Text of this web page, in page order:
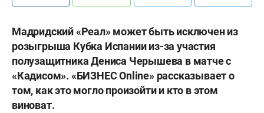
Мадридский «Реал» может быть исключен из
розыгрыша Кубка Испании из-за участия
полузащитника Дениса Черышева в матче с
«Кадисом». «БИЗНЕСOnline» рассказывает о
том, как это могло произойти и кто в этом
виноват.